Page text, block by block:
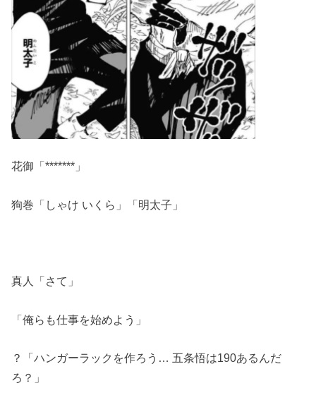
花御「*******」
狗巻「しゃけ いくら」「明太子」
真人「さて」
「俺らも仕事を始めよう」
？「ハンガーラックを作ろう… 五条悟は190あるんだ
ろ？」